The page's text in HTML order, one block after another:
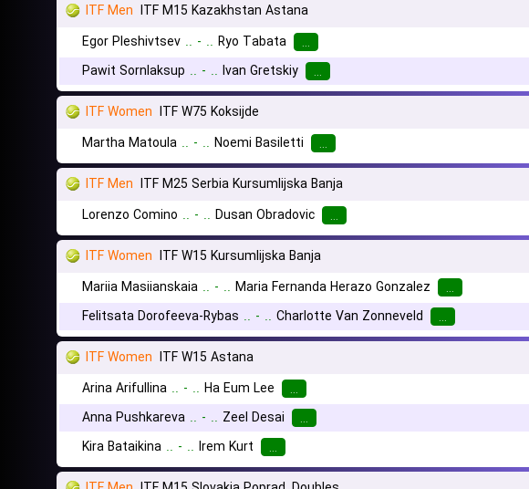
ITF Men ITF M15 Kazakhstan Astana
Egor Pleshivtsev .. - .. Ryo Tabata ...
Pawit Sornlaksup .. - .. Ivan Gretskiy ...
ITF Women ITF W75 Koksijde
Martha Matoula .. - .. Noemi Basiletti ...
ITF Men ITF M25 Serbia Kursumlijska Banja
Lorenzo Comino .. - .. Dusan Obradovic ...
ITF Women ITF W15 Kursumlijska Banja
Mariia Masiianskaia .. - .. Maria Fernanda Herazo Gonzalez ...
Felitsata Dorofeeva-Rybas .. - .. Charlotte Van Zonneveld ...
ITF Women ITF W15 Astana
Arina Arifullina .. - .. Ha Eum Lee ...
Anna Pushkareva .. - .. Zeel Desai ...
Kira Bataikina .. - .. Irem Kurt ...